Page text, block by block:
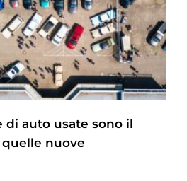
di auto usate sono il
nuove